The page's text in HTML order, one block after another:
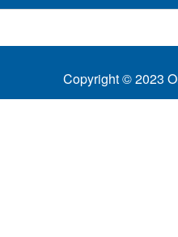
Copyright © 2023